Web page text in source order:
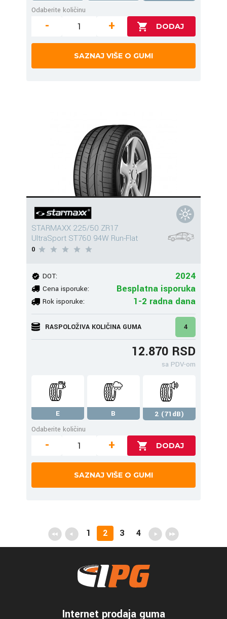
Odaberite količinu
- +
SAZNAJ VIŠE O GUMI
STARMAXX 225/50 ZR17
UltraSport ST760 94W Run-Flat
0
DOT: 2024
Cena isporuke: Besplatna isporuka
Rok isporuke: 1-2 radna dana
RASPOLOŽIVA KOLIČINA GUMA 4
12.870 RSD
sa PDV-om
E B
2 (71dB)
Odaberite količinu
- +
SAZNAJ VIŠE O GUMI
1 2 3 4
Internet prodaja guma